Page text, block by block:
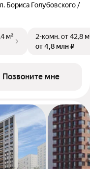
Бориса Голубовского /
м²
2-комн.от 42,8
от 4,8 млн ₽
Позвоните мне